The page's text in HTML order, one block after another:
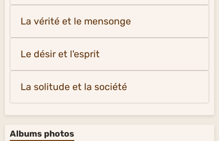
La vérité et le mensonge
Le désir et l'esprit
La solitude et la société
Albums photos